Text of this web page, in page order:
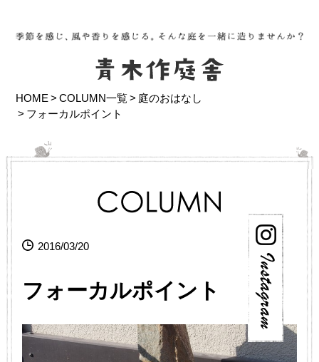
HOME COLUMN一覧
庭のおはなし
フォーカルポイント
2016/03/20
フォーカルポイント